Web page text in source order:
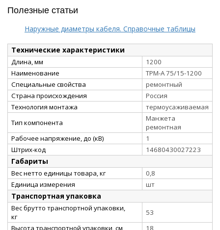
Полезные статьи
Наружные диаметры кабеля. Справочные таблицы
Технические характеристики
Длина, мм
1200
Наименование
ТРМ-А 75/15-1200
Специальные свойства
ремонтный
Страна происхождения
Россия
Технология монтажа
термоусаживаемая
Тип компонента
Манжета
ремонтная
Рабочее напряжение, до (кВ)
1
Штрих-код
14680430027223
Габариты
Вес нетто единицы товара, кг
0,8
Единица измерения
шт
Транспортная упаковка
Вес брутто транспортной упаковки,
кг
53
Высота транспортной упаковки, см
18